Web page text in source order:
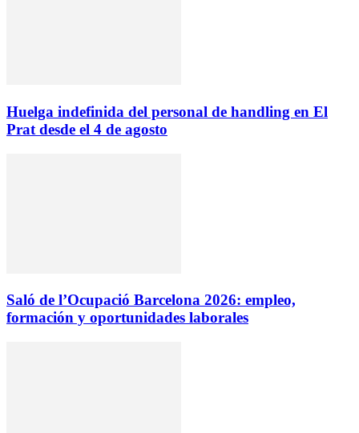
Huelga indefinida del personal de handling en El
Prat desde el 4 de agosto
Saló de l’Ocupació Barcelona 2026: empleo,
formación y oportunidades laborales